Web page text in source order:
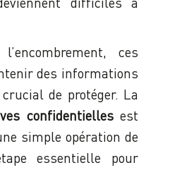
ces
des informations
de protéger. La
confidentiellesest
simple opération de
essentielle pour